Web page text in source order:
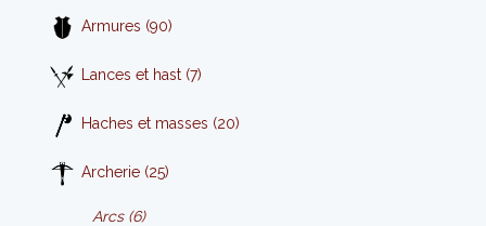
Armures (90)
Lances et hast (7)
Haches et masses (20)
Archerie (25)
Arcs (6)